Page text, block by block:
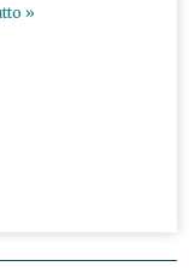
»